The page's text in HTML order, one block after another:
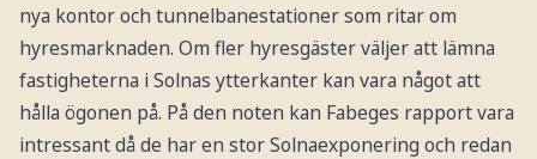
nya kontor och tunnelbanestationer som ritar om
hyresmarknaden. Om fler hyresgäster väljer att lämna
fastigheterna i Solnas ytterkanter kan vara något att
hålla ögonen på. På den noten kan Fabeges rapport vara
intressant då de har en stor Solnaexponering och redan